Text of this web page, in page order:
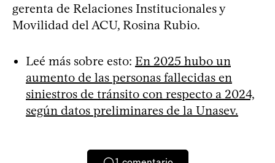
gerenta de Relaciones Institucionales y
Movilidad del ACU, Rosina Rubio.
Leé más sobre esto: En 2025 hubo un
aumento de las personas fallecidas en
siniestros de tránsito con respecto a 2024,
según datos preliminares de la Unasev.